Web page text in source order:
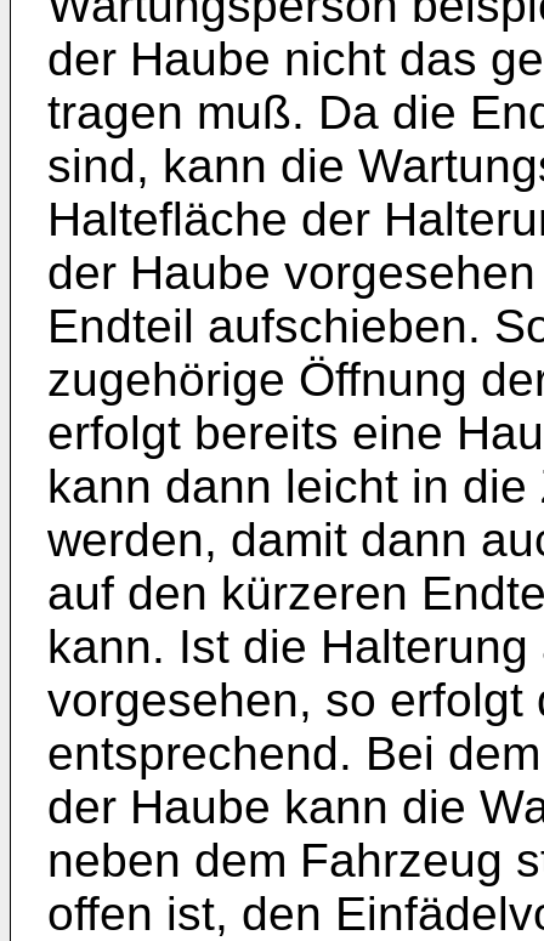
der Haube nicht das
tragen muß. Da die
sind, kann die
Haltefläche der
der Haube
Endteil aufschieben.
zugehörige Öffnung
erfolgt bereits eine
kann dann leicht in
werden, damit dann
auf den kürzeren
kann. Ist die
vorgesehen, so
entsprechend. Bei
der Haube kann die
neben dem Fahrzeug
offen ist, den